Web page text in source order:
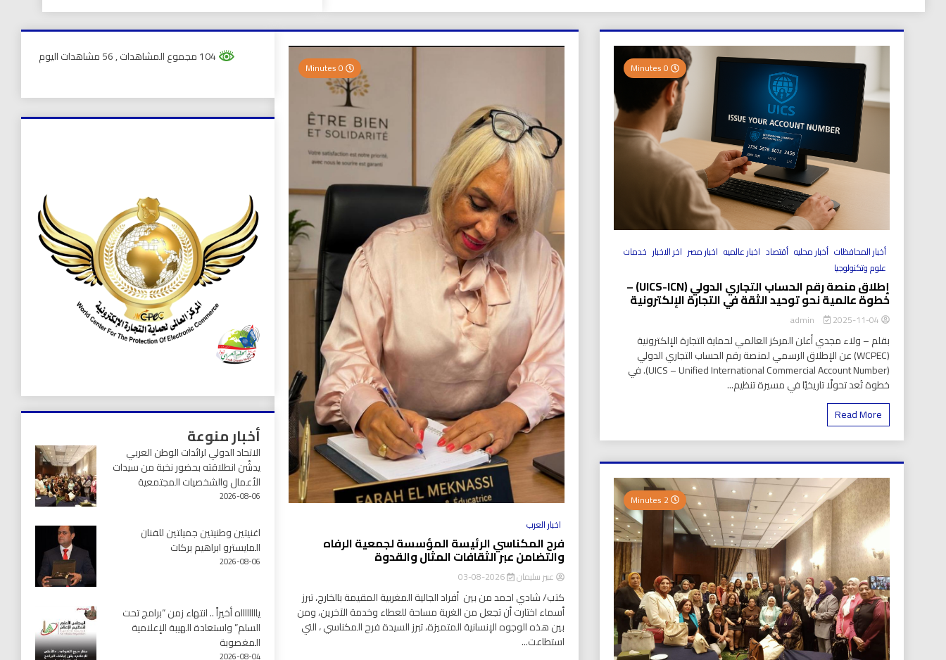
أخبار المحافظات أخبار محليه أقتصاد اخبار عالميه اخبار مصر اخر الاخبار خدمات
علوم وتكنولوجيا
إطلاق منصة رقم الحساب التجاري الدولي (UICS-ICN) –
خطوة عالمية نحو توحيد الثقة في التجارة الإلكترونية
2025-11-04
بقلم – ولاء مجدي أعلن المركز العالمي لحماية التجارة الإلكترونية
(WCPEC) عن الإطلاق الرسمي لمنصة رقم الحساب التجاري الدولي
(UICS – Unified International Commercial Account Number). في
خطوة تُعد تحولًا تاريخيًا في مسيرة تنظيم...
Read More
2 Minutes
اخبار العرب
فرح المكناسي الرئيسة المؤسسة لجمعية الرفاه
والتضامن عبر الثقافات المثال والقدوة
عبير سليمان 2026-08-03
كتب/ شادي احمد من بين أفراد الجالية المغربية المقيمة بالخارج، تبرز
أسماء اختارت أن تجعل من الغربة مساحة للعطاء وخدمة الآخرين، ومن
بين هذه الوجوه الإنسانية المتميزة، تبرز السيدة فرح المكناسي ، التي
استطاعت...
, 56 مشاهدات اليوم
أخبار منوعة
الاتحاد الدولي لرائدات الوطن العربي
يدشّن انطلاقته بحضور نخبة من سيدات
الأعمال والشخصيات المجتمعية
2026-08-06
اغنيتين وطنيتين جميلتين للفنان
المايسترو ابراهيم بركات
2026-08-06
يااااااااه أخيراً .. انتهاء زمن “برامج تحت
السلم” واستعادة الهيبة الإعلامية
المغصوبة
2026-08-04